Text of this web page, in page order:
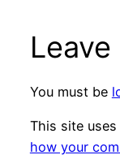
You must be
This site
how your